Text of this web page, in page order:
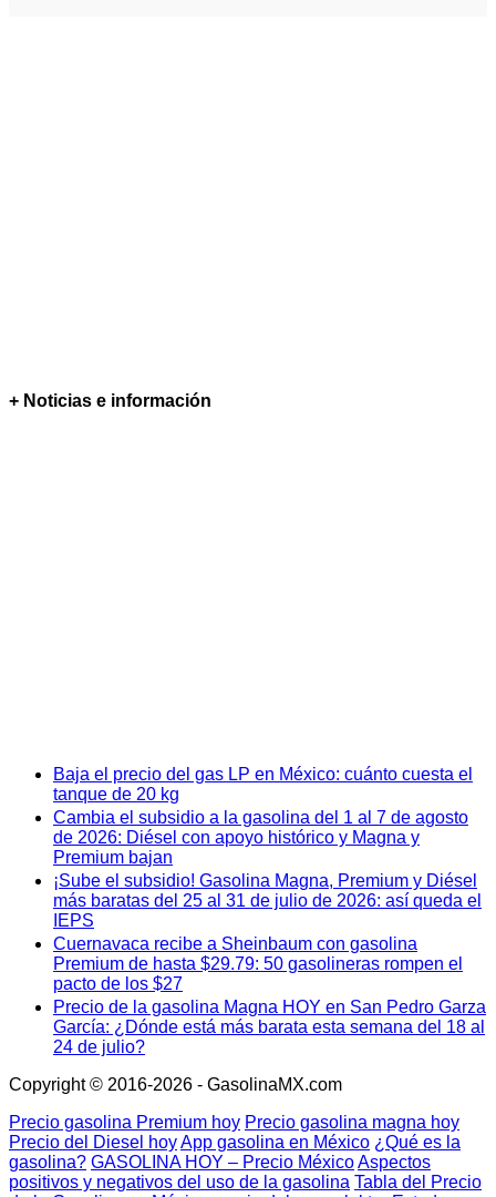
+ Noticias e información
Baja el precio del gas LP en México: cuánto cuesta el
tanque de 20 kg
Cambia el subsidio a la gasolina del 1 al 7 de agosto
de 2026: Diésel con apoyo histórico y Magna y
Premium bajan
¡Sube el subsidio! Gasolina Magna, Premium y Diésel
más baratas del 25 al 31 de julio de 2026: así queda el
IEPS
Cuernavaca recibe a Sheinbaum con gasolina
Premium de hasta $29.79: 50 gasolineras rompen el
pacto de los $27
Precio de la gasolina Magna HOY en San Pedro Garza
García: ¿Dónde está más barata esta semana del 18 al
24 de julio?
Copyright © 2016-2026 - GasolinaMX.com
Precio gasolina Premium hoy Precio gasolina magna hoy
Precio del Diesel hoyApp gasolina en México ¿Qué es la
gasolina? GASOLINA HOY – Precio MéxicoAspectos
positivos y negativos del uso de la gasolina Tabla del Precio